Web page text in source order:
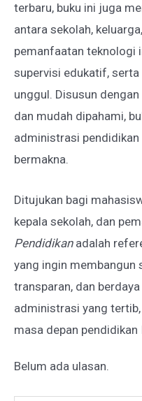
terbaru, buku ini juga
antara sekolah,
pemanfaatan teknologi
supervisi edukatif,
unggul. Disusun
dan mudah dipahami,
administrasi
bermakna.
Ditujukan bagi
kepala sekolah, dan
Pendidikanadalah
yang ingin membangun
transparan, dan
administrasi yang
masa depan pendidikan
Belum ada ulasan.